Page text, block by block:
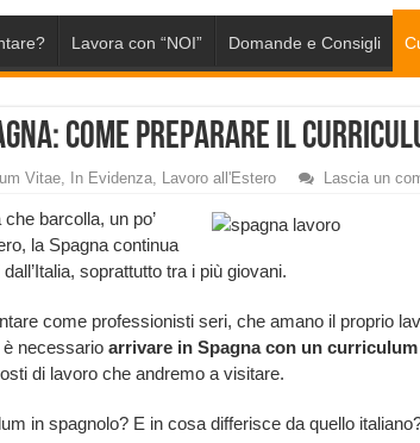
Lavora con “NOI” Domande e Consigli
come preparare il
Vitae, In Evidenza, Lavoro all'Estero Lascia un
barcolla, un po’
la Spagna continua
soprattutto tra i più giovani.
come professionisti seri, che amano il proprio
necessario arrivare in Spagna con un
di lavoro che andremo a visitare.
in spagnolo? E in cosa differisce da quello